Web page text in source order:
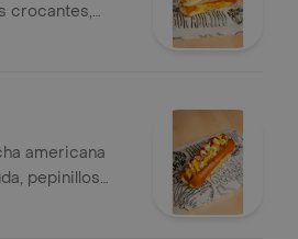
crocantes,
cruda,
la cuadra, el
americana
pepinillos
mezcla